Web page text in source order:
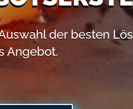
der besten
Angebot.